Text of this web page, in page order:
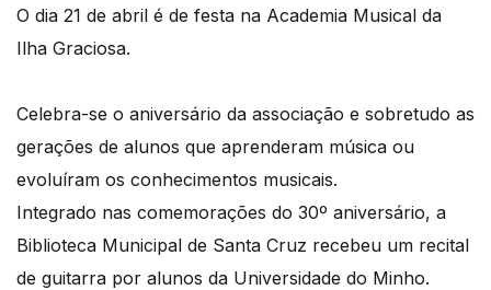
O dia 21 de abril é de festa na Academia Musical da
Ilha Graciosa.
Celebra-se o aniversário da associação e sobretudo as
gerações de alunos que aprenderam música ou
evoluíram os conhecimentos musicais.
Integrado nas comemorações do 30º aniversário, a
Biblioteca Municipal de Santa Cruz recebeu um recital
de guitarra por alunos da Universidade do Minho.